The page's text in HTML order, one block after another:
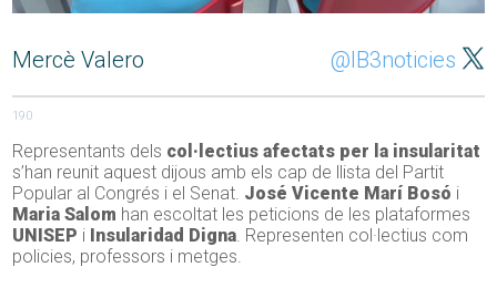
Mercè Valero @IB3noticies
190
Representants dels col·lectius afectats per la insularitat
s’han reunit aquest dijous amb els cap de llista del Partit
Popular al Congrés i el Senat. José Vicente Marí Bosó i
Maria Salom han escoltat les peticions de les plataformes
UNISEP i Insularidad Digna. Representen col·lectius com
policies, professors i metges.